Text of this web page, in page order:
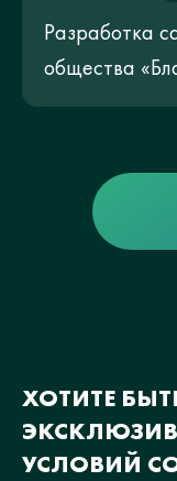
Разработка
общества
ХОТИТЕ
УСЛОВИЙ